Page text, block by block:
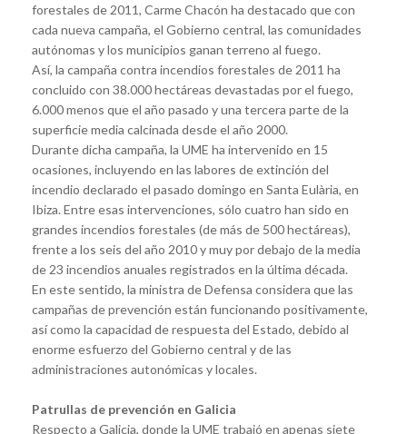
forestales de 2011, Carme Chacón ha destacado que con
cada nueva campaña, el Gobierno central, las comunidades
autónomas y los municipios ganan terreno al fuego.
Así, la campaña contra incendios forestales de 2011 ha
concluido con 38.000 hectáreas devastadas por el fuego,
6.000 menos que el año pasado y una tercera parte de la
superficie media calcinada desde el año 2000.
Durante dicha campaña, la UME ha intervenido en 15
ocasiones, incluyendo en las labores de extinción del
incendio declarado el pasado domingo en Santa Eulària, en
Ibiza. Entre esas intervenciones, sólo cuatro han sido en
grandes incendios forestales (de más de 500 hectáreas),
frente a los seis del año 2010 y muy por debajo de la media
de 23 incendios anuales registrados en la última década.
En este sentido, la ministra de Defensa considera que las
campañas de prevención están funcionando positivamente,
así como la capacidad de respuesta del Estado, debido al
enorme esfuerzo del Gobierno central y de las
administraciones autonómicas y locales.
Patrullas de prevención en Galicia
Respecto a Galicia, donde la UME trabajó en apenas siete